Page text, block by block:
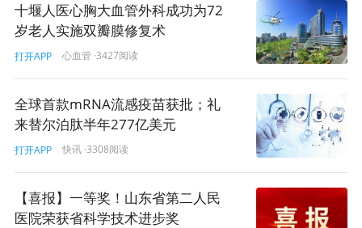
十堰人医心胸大血管外科成功为72
岁老人实施双瓣膜修复术
打开APP 心血管 ·3427阅读
全球首款mRNA流感疫苗获批；礼
来替尔泊肽半年277亿美元
打开APP 快讯 ·3308阅读
【喜报】一等奖！山东省第二人民
医院荣获省科学技术进步奖